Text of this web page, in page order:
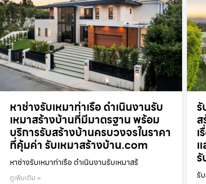
หาช่างรับเหมาท่าเรือ ดำเนินงานรับ
เหมาสร้างบ้านที่มีมาตรฐาน พร้อม
บริการรับสร้างบ้านครบวงจรในราคา
ที่คุ้มค่า รับเหมาสร้างบ้าน.com
หาช่างรับเหมาท่าเรือ ดำเนินงานรับเหมาสร้
ดูเพิ่มเติม »
รั
รั